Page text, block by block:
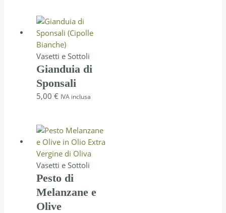
Vasetti e Sottoli
Gianduia di
Sponsali
5,00 € IVA inclusa
Vasetti e Sottoli
Pesto di
Melanzane e
Olive